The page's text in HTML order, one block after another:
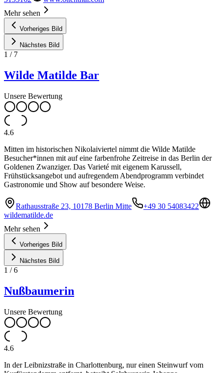
Mehr sehen
Vorheriges Bild
Nächstes Bild
1 / 7
Wilde Matilde Bar
Unsere Bewertung
4.6
Mitten im historischen Nikolaiviertel nimmt die Wilde Matilde
Besucher*innen mit auf eine farbenfrohe Zeitreise in das Berlin der
Goldenen Zwanziger. Das Varieté mit eigenem Karussell,
Frühstücksangebot und aufregendem Abendprogramm verbindet
Gastronomie und Show auf besondere Weise.
Rathausstraße 23, 10178 Berlin Mitte
+49 30 54083422
wildematilde.de
Mehr sehen
Vorheriges Bild
Nächstes Bild
1 /6
Nußbaumerin
Unsere Bewertung
4.6
In der Leibnizstraße in Charlottenburg, nur einen Steinwurf vom